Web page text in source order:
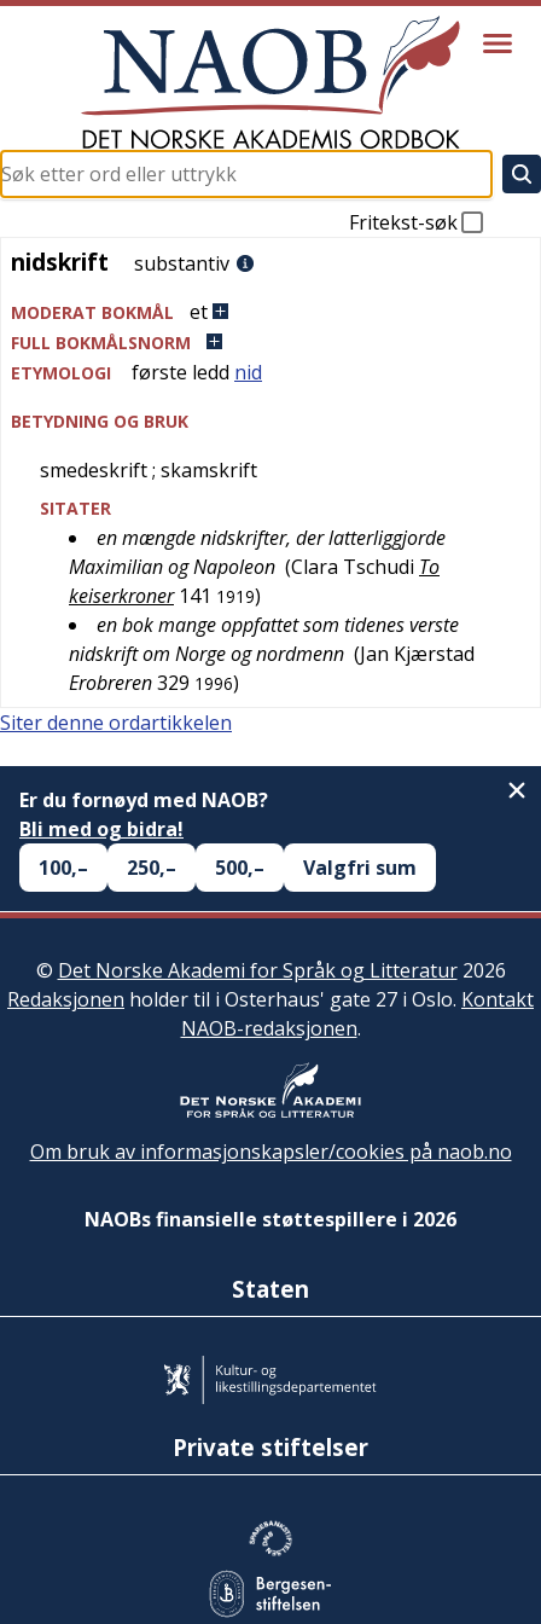
Fritekst-søk
nidskrift
nidskrift substantiv
MODERAT BOKMÅL et
FULL BOKMÅLSNORM
ETYMOLOGI
første ledd nid
BETYDNING OG BRUK
smedeskrift; skamskrift
SITATER
en mængde nidskrifter, der latterliggjorde
Maximilian og Napoleon (Clara Tschudi To
keiserkroner 141 1919)
en bok mange oppfattet som tidenes verste
nidskrift om Norge og nordmenn (Jan Kjærstad
Erobreren329 1996)
Siter denne ordartikkelen
Er du fornøyd med NAOB?
Bli med og bidra!
100,–
250,– 500,– Valgfri sum
© Det Norske Akademi for Språk og Litteratur2026
Redaksjonen holder til i Osterhaus' gate 27 i Oslo. Kontakt
NAOB-redaksjonen.
Om bruk av informasjonskapsler/cookies på naob.no
NAOBs finansielle støttespillere i 2026
Staten
Private stiftelser